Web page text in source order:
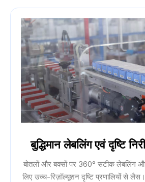
बुद्धिमान लेबलिंग एवं दृष्टि
बोतलों और बक्सों पर 360° सटीक लेबलिंग
लिए उच्च-रिज़ॉल्यूशन दृष्टि प्रणालियों से